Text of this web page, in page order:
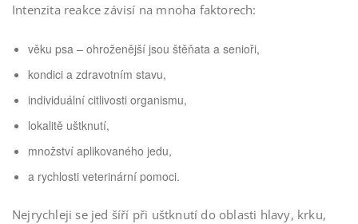
Intenzita reakce závisí na mnoha faktorech:
věku psa – ohroženější jsou štěňata a senioři,
kondici a zdravotním stavu,
individuální citlivosti organismu,
lokalitě uštknutí,
množství aplikovaného jedu,
a rychlosti veterinární pomoci.
Nejrychleji se jed šíří při uštknutí do oblasti hlavy, krku,